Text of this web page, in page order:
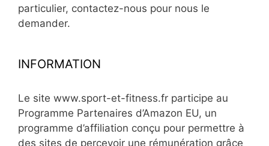
particulier, contactez-nous pour nous le
demander.
INFORMATION
Le site www.sport-et-fitness.fr participe au
Programme Partenaires d’Amazon EU, un
programme d’affiliation conçu pour permettre à
des sites de percevoir une rémunération grâce